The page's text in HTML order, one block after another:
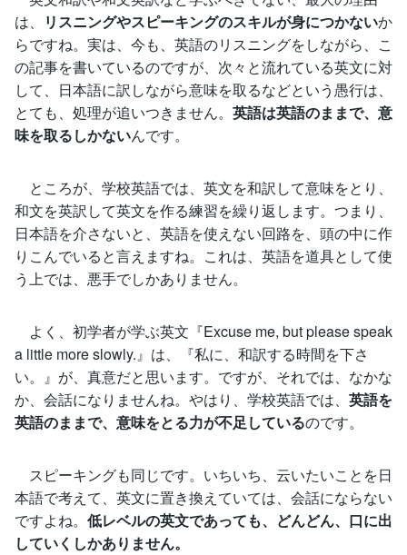
は、
リスニングやスピーキングのスキルが身につかないか
らですね。実は、今も、英語のリスニングをしながら、こ
の記事を書いているのですが、次々と流れている英文に対
して、日本語に訳しながら意味を取るなどという愚行は、
とても、処理が追いつきません。 英語は英語のままで、意
味を取るしかないんです。
ところが、学校英語では、英文を和訳して意味をとり、
和文を英訳して英文を作る練習を繰り返します。つまり、
日本語を介さないと、英語を使えない回路を、頭の中に作
りこんでいると言えますね。これは、英語を道具として使
う上では、悪手でしかありません。
よく、初学者が学ぶ英文『Excuse me, but please speak
a little more slowly.』は、『私に、和訳する時間を下さ
い。』が、真意だと思います。ですが、それでは、なかな
か、会話になりませんね。やはり、学校英語では、 英語を
英語のままで、意味をとる力が不足しているのです。
スピーキングも同じです。いちいち、云いたいことを日
本語で考えて、英文に置き換えていては、会話にならない
ですよね。 低レベルの英文であっても、どんどん、口に出
していくしかありません。